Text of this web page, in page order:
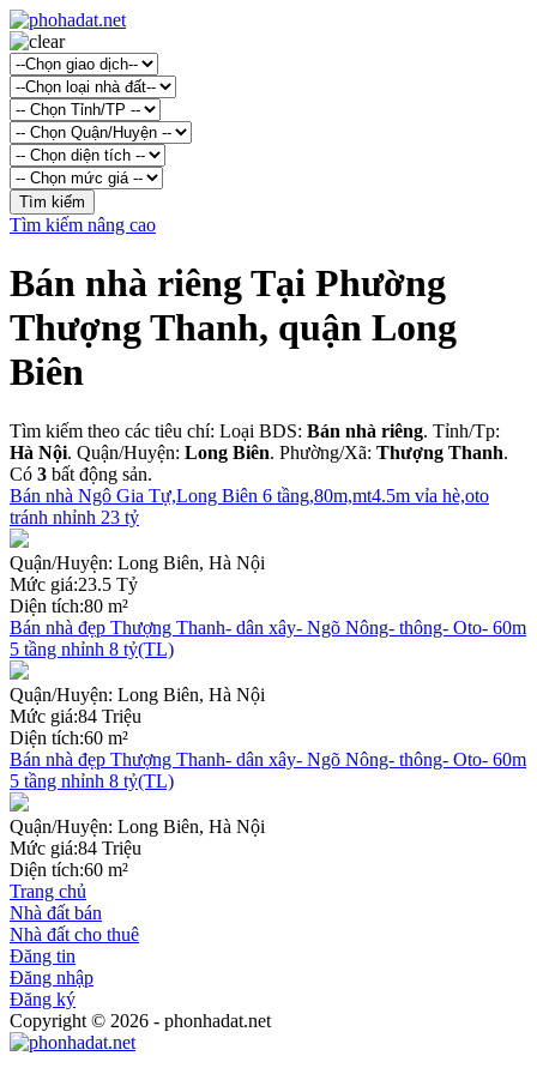
Tìm kiếm nâng cao
Bán nhà riêng Tại Phường
Thượng Thanh, quận Long
Biên
Tìm kiếm theo các tiêu chí: Loại BDS: Bán nhà riêng. Tỉnh/Tp:
Hà Nội. Quận/Huyện: Long Biên. Phường/Xã: Thượng Thanh.
Có 3 bất động sản.
Bán nhà Ngô Gia Tự,Long Biên 6 tầng,80m,mt4.5m vỉa hè,oto
tránh nhỉnh 23 tỷ
Quận/Huyện: Long Biên, Hà Nội
Mức giá:23.5 Tỷ
Diện tích:80 m²
Bán nhà đẹp Thượng Thanh- dân xây- Ngõ Nông- thông- Oto- 60m
5 tầng nhỉnh 8 tỷ(TL)
Quận/Huyện: Long Biên, Hà Nội
Mức giá:84 Triệu
Diện tích:60 m²
Bán nhà đẹp Thượng Thanh- dân xây- Ngõ Nông- thông- Oto- 60m
5 tầng nhỉnh 8 tỷ(TL)
Quận/Huyện: Long Biên, Hà Nội
Mức giá:84 Triệu
Diện tích:60 m²
Trang chủ
Nhà đất bán
Nhà đất cho thuê
Đăng tin
Đăng nhập
Đăng ký
Copyright © 2026 - phonhadat.net